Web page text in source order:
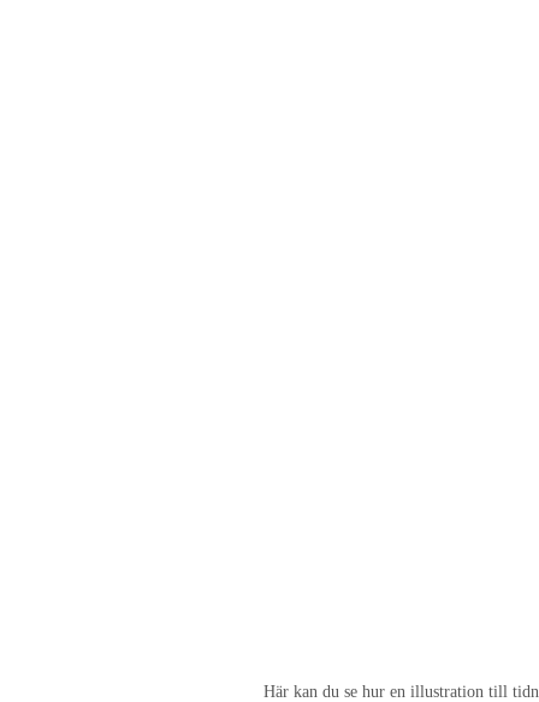
Här kan du se hur en illustration till